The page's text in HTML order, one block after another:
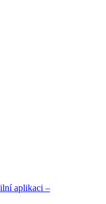
aplikaci –